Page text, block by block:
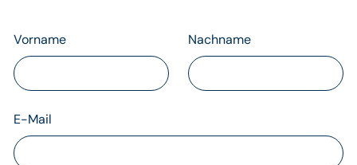
Vorname Nachname
E-Mail